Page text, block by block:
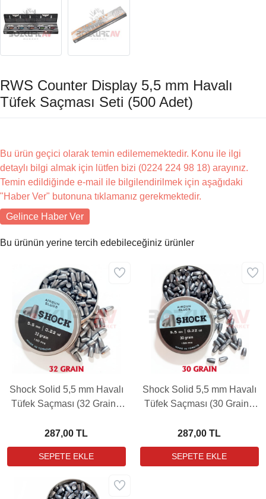
RWS Counter Display 5,5 mm Havalı
Tüfek Saçması Seti (500 Adet)
Bu ürün geçici olarak temin edilememektedir. Konu ile ilgi
detaylı bilgi almak için lütfen bizi (0224 224 98 18) arayınız.
Temin edildiğinde e-mail ile bilgilendirilmek için aşağıdaki
"Haber Ver" butonuna tıklamanız gerekmektedir.
Gelince Haber Ver
Bu ürünün yerine tercih edebileceğiniz ürünler
Shock Solid 5,5 mm Havalı
Tüfek Saçması (32 Grain -
287,00 TL
Shock Solid 5,5 mm Havalı
Tüfek Saçması (30 Grain -
287,00 TL